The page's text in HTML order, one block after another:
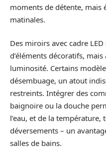
moments de détente, mais
matinales.
Des miroirs avec cadre
d’éléments décoratifs,
luminosité. Certains
désembuage, un atout
restreints. Intégrer des
baignoire ou la douche
l’eau, et de la température,
déversements – un
salles de bains.